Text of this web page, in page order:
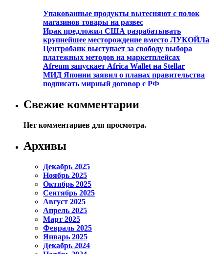
Упакованные продукты вытесняют с полок
магазинов товары на развес
Ирак предложил США разрабатывать
крупнейшее месторождение вместо ЛУКОЙЛа
Центробанк выступает за свободу выбора
платежных методов на маркетплейсах
Afreum запускает Africa Wallet на Stellar
МИД Японии заявил о планах правительства
подписать мирный договор с РФ
Свежие комментарии
Нет комментариев для просмотра.
Архивы
Декабрь 2025
Ноябрь 2025
Октябрь 2025
Сентябрь 2025
Август 2025
Апрель 2025
Март 2025
Февраль 2025
Январь 2025
Декабрь 2024